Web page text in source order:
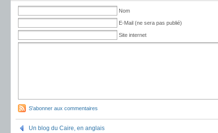
Nom
E-Mail (ne sera pas publié)
Site internet
S'abonner aux commentaires
Un blog du Caire, en anglais